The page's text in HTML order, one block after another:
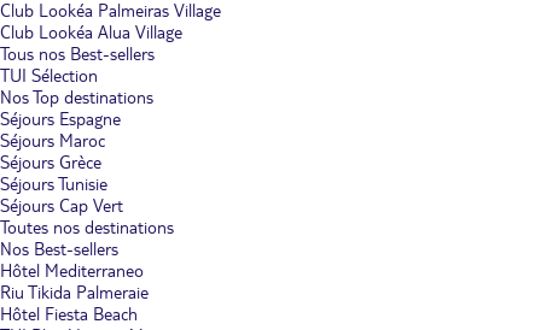
Club Lookéa Palmeiras Village
Club Lookéa Alua Village
Tous nos Best-sellers
TUI Sélection
Nos Top destinations
Séjours Espagne
Séjours Maroc
Séjours Grèce
Séjours Tunisie
Séjours Cap Vert
Toutes nos destinations
Nos Best-sellers
Hôtel Mediterraneo
Riu Tikida Palmeraie
Hôtel Fiesta Beach